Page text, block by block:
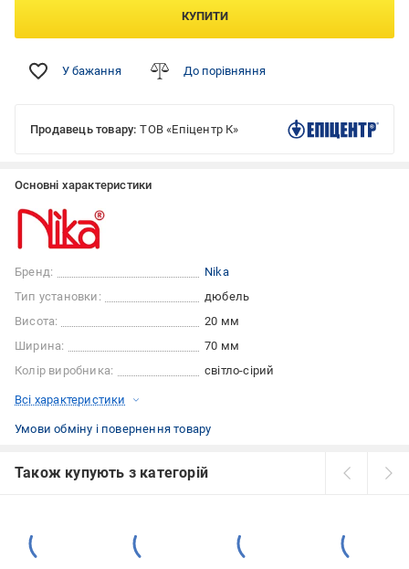
КУПИТИ
У бажання До порівняння
Продавець товару: ТОВ «Епіцентр К»
Основні характеристики
Бренд:
Nika
Тип установки:
дюбель
Висота:
20 мм
Ширина:
70 мм
Колір виробника:
світло-сірий
Всі характеристики
Умови обміну і повернення товару
Також купують з категорій